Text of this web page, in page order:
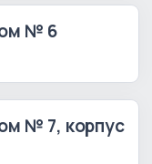
№ 6
№ 7, корпус